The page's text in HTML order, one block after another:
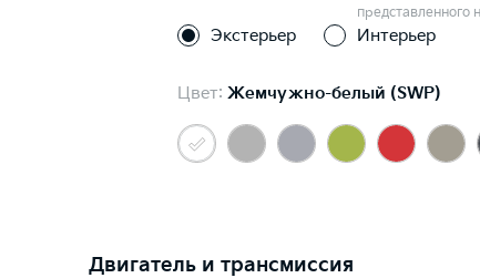
представленного
Экстерьер Интерьер
Цвет: Жемчужно-белый (SWP)
Двигатель и трансмиссия